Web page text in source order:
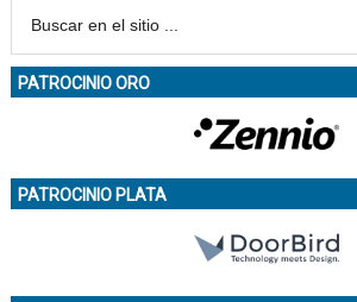
PATROCINIO ORO
PATROCINIO PLATA